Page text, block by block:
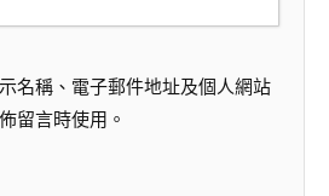
名稱、電子郵件地址及個人網站
留言時使用。